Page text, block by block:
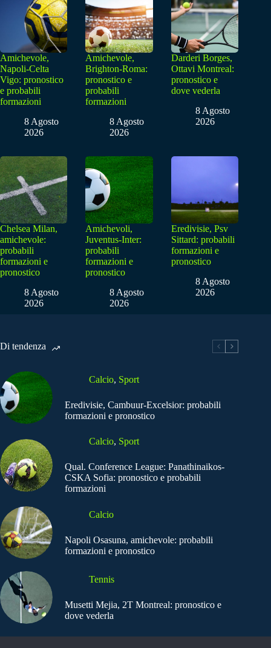
Amichevole,
Napoli-Celta
Vigo: pronostico
e probabili
formazioni
8 Agosto
2026
Amichevole,
Brighton-Roma:
pronostico e
probabili
formazioni
8 Agosto
2026
Darderi Borges,
Ottavi Montreal:
pronostico e
dove vederla
8 Agosto
2026
Chelsea Milan,
amichevole:
probabili
formazioni e
pronostico
8 Agosto
2026
Amichevoli,
Juventus-Inter:
probabili
formazioni e
pronostico
8 Agosto
2026
Eredivisie, Psv
Sittard: probabili
formazioni e
pronostico
8 Agosto
2026
Di tendenza
Calcio, Sport
Eredivisie, Cambuur-Excelsior: probabili
formazioni e pronostico
Calcio, Sport
Qual. Conference League: Panathinaikos-
CSKA Sofia: pronostico e probabili
formazioni
Calcio
Napoli Osasuna, amichevole: probabili
formazioni e pronostico
Tennis
Musetti Mejia, 2T Montreal: pronostico e
dove vederla